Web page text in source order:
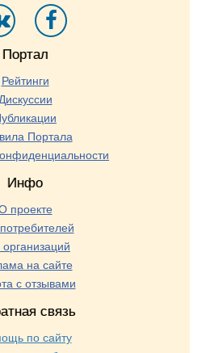
Портал
Рейтинги
Дискуссии
Портала
Инфо
проекте
на сайте
с отзывами
связь
по сайту